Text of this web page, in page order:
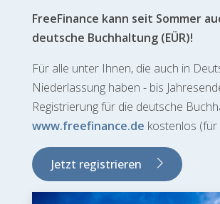
FreeFinance kann seit Sommer
deutsche Buchhaltung (EÜR)!
Für alle unter Ihnen, die auch in
Niederlassung haben - bis
Registrierung für die deutsche
www.freefinance.de kostenlos
Jetzt registrieren